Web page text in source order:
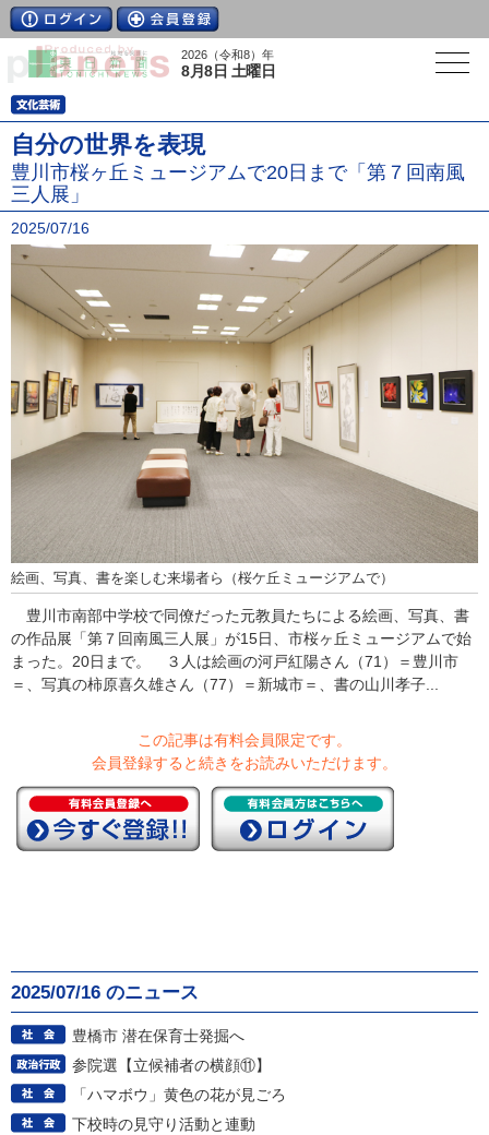
2026（令和8）年
8月8日 土曜日
自分の世界を表現
豊川市桜ヶ丘ミュージアムで20日まで「第７回南風
三人展」
2025/07/16
絵画、写真、書を楽しむ来場者ら（桜ケ丘ミュージアムで）
豊川市南部中学校で同僚だった元教員たちによる絵画、写真、書
の作品展「第７回南風三人展」が15日、市桜ヶ丘ミュージアムで始
まった。20日まで。 ３人は絵画の河戸紅陽さん（71）＝豊川市
＝、写真の柿原喜久雄さん（77）＝新城市＝、書の山川孝子...
この記事は有料会員限定です。
会員登録すると続きをお読みいただけます。
2025/07/16 のニュース
豊橋市 潜在保育士発掘へ
参院選【立候補者の横顔⑪】
「ハマボウ」黄色の花が見ごろ
下校時の見守り活動と連動